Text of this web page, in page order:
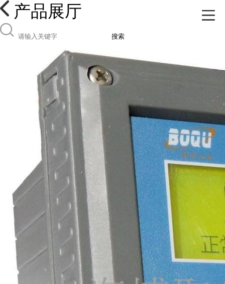
产品展厅
搜索